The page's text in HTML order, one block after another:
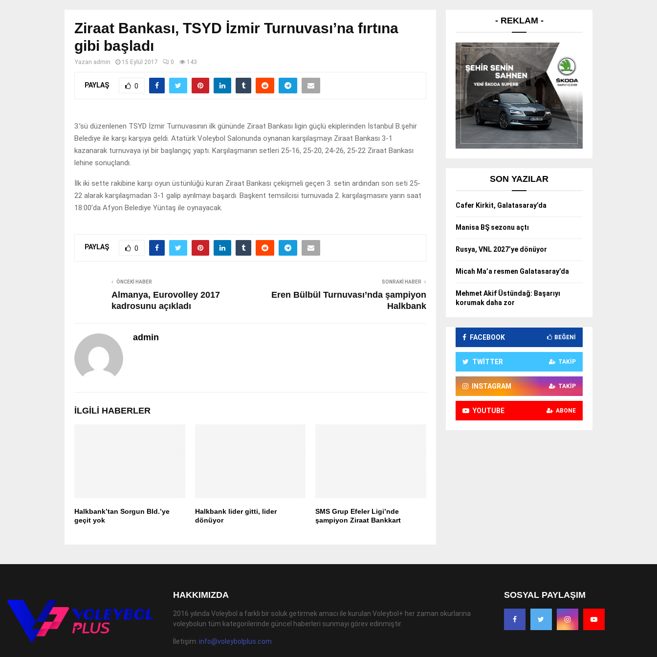
Ziraat Bankası, TSYD İzmir Turnuvası’na fırtına
gibi başladı
Yazan admin 15 Eylül 2017 0 143
PAYLAŞ 0
3.’sü düzenlenen TSYD İzmir Turnuvasının ilk gününde Ziraat Bankası ligin güçlü ekiplerinden İstanbul B.şehir
Belediye ile karşı karşıya geldi. Atatürk Voleybol Salonunda oynanan karşılaşmayı Ziraat Bankası 3-1
kazanarak turnuvaya iyi bir başlangıç yaptı. Karşılaşmanın setleri 25-16, 25-20, 24-26, 25-22 Ziraat Bankası
lehine sonuçlandı.
İlk iki sette rakibine karşı oyun üstünlüğü kuran Ziraat Bankası çekişmeli geçen 3. setin ardından son seti 25-
22 alarak karşılaşmadan 3-1 galip ayrılmayı başardı. Başkent temsilcisi turnuvada 2. karşılaşmasını yarın saat
18:00’da Afyon Belediye Yüntaş ile oynayacak.
PAYLAŞ 0
ÖNCEKI HABER
Almanya, Eurovolley 2017
kadrosunu açıkladı
SONRAKI HABER
Eren Bülbül Turnuvası’nda şampiyon
Halkbank
admin
İLGILI HABERLER
Halkbank’tan Sorgun Bld.’ye
geçit yok
Halkbank lider gitti, lider
dönüyor
SMS Grup Efeler Ligi’nde
şampiyon Ziraat Bankkart
- REKLAM -
SON YAZILAR
Cafer Kirkit, Galatasaray’da
Manisa BŞ sezonu açtı
Rusya, VNL 2027’ye dönüyor
Micah Ma’a resmen Galatasaray’da
Mehmet Akif Üstündağ: Başarıyı
korumak daha zor
FACEBOOK BEĞENI
TWITTER TAKIP
INSTAGRAM TAKIP
YOUTUBE ABONE
HAKKIMIZDA
2016 yılında Voleybol a farklı bir soluk getirmek amacı ile kurulan Voleybol+ her zaman okurlarına
voleybolun tüm kategorilerinde güncel haberleri sunmayı görev edinmiştir.
İletişim: info@voleybolplus.com
SOSYAL PAYLAŞIM